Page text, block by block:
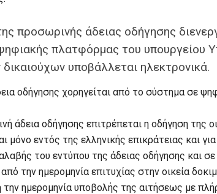
προσωρινής άδειας οδήγησης
πλατφόρμας του υπουργείου
υποβάλλεται ηλεκτρονικά.
οδήγησης χορηγείται από το σύστημα σε
άδεια οδήγησης επιτρέπεται η οδήγηση της
μόνο εντός της ελληνικής επικράτειας και
του εντύπου της άδειας οδήγησης και
την ημερομηνία επιτυχίας στην οικεία
ημερομηνία υποβολής της αιτήσεως με